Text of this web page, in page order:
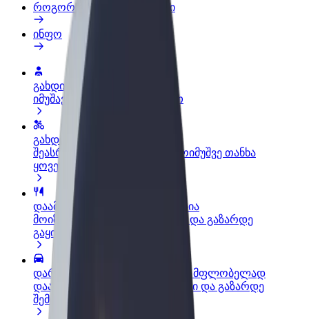
როგორ გავხდე გამომწერი
ინფო
გახდი პარტნიორი მძღოლი
იმუშავე საკუთარი გრაფიკით
გახდი კურიერი
შეასრულე შეკვეთები და გამოიმუშვე თანხა
ყოველკვირეულად
დაამატე რესტორანი ან მაღაზია
მოიზიდე მეტი მომხმარებელი და გაზარდე
გაყიდვები
დარეგისტრირდი ავტოპარკის მფლობელად
დაამატე შენი ავტოპარკი Bolt-ში და გაზარდე
შემოსავალი